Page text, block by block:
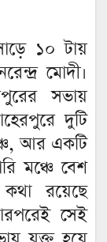
১০ টায়
মোদী।
সভায়
দুটি
আর একটি
মঞ্চে বেশ
রয়েছে
সেই